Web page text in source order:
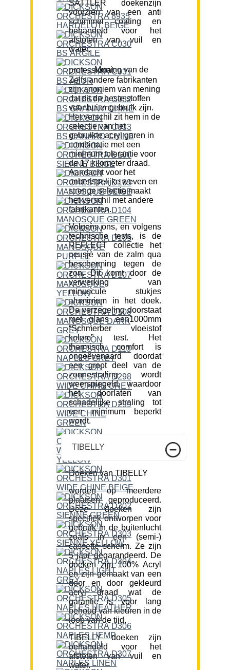
SATTLER doekenzijn
voorzien van een anti
schimmel coating en
behandeld voor het
afstoten van vuil en
water.
Mening van de professional:
Zelfs andere fabrikanten
zijn anoniem van mening
dat dit de beste stoffen
voor buitengebruik zijn.
Het verschil zit hem in de
selectie van het
gebruikte acryl garen in
combinatie met een
minimum tolerantie voor
de 17 kilometer draad.
Aandacht voor het
onberispelijke weven en
strenge selectie maakt
het verschil met andere
fabrikanten.
Volgens ons, en volgens
technische tests, is de
REFLECT collectie het
neusje van de zalm qua
bescherming tegen de
zon. Dit komt door de
verwerking van
minuscule stukjes
aluminium in het doek.
De verzegeling doorstaat
met glans een1000mm
“Schmerber vloeistof
kolom” test. Het
thermisch comfort is
ongeëvenaard doordat
een groot deel van de
zonnestraling wordt
weerspiegeld, waardoor
het doorlaten van
schadelijke straling tot
een minimum beperkt
wordt.
TIBELLY
Doeken van TIBELLY
worden op meerdere
plaatsen geproduceerd.
Deze doeken zijn
specifiek ontworpen voor
gebruik in de buitenlucht
zoals in een (semi-)
cassette scherm. Ze zijn
5 jaar gegarandeerd. De
doeken zijn 100% Acryl
en zijn gemaakt van een
door en door gekleurd
acryl draad wat de
garantie is voor lang
behoud van kleuren in de
loop van de tijd.
TIBELLY doeken zijn
behandeld voor het
afstoten van vuil en
water.